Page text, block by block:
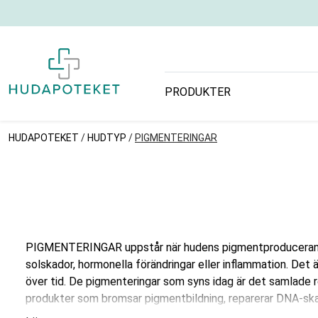
PRODUKTER
HUDAPOTEKET / HUDTYP / PIGMENTERINGAR
PIGMENTERINGAR uppstår när hudens
solskador, hormonella förändringar eller inflammation.
över tid. De pigmenteringar som syns idag är det
produkter som bromsar pigmentbildning, reparerar DNA-